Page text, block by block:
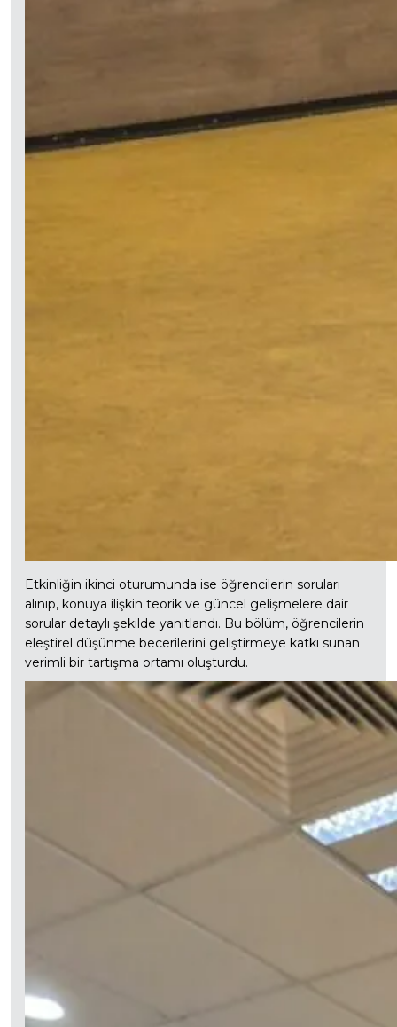
Etkinliğin ikinci oturumunda ise öğrencilerin soruları
alınıp, konuya ilişkin teorik ve güncel gelişmelere dair
sorular detaylı şekilde yanıtlandı. Bu bölüm, öğrencilerin
eleştirel düşünme becerilerini geliştirmeye katkı sunan
verimli bir tartışma ortamı oluşturdu.